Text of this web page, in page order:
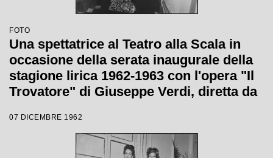
FOTO
Una spettatrice al Teatro alla Scala in
occasione della serata inaugurale della
stagione lirica 1962-1963 con l'opera "Il
Trovatore" di Giuseppe Verdi, diretta da
Giorgio De Lullo
07 DICEMBRE 1962